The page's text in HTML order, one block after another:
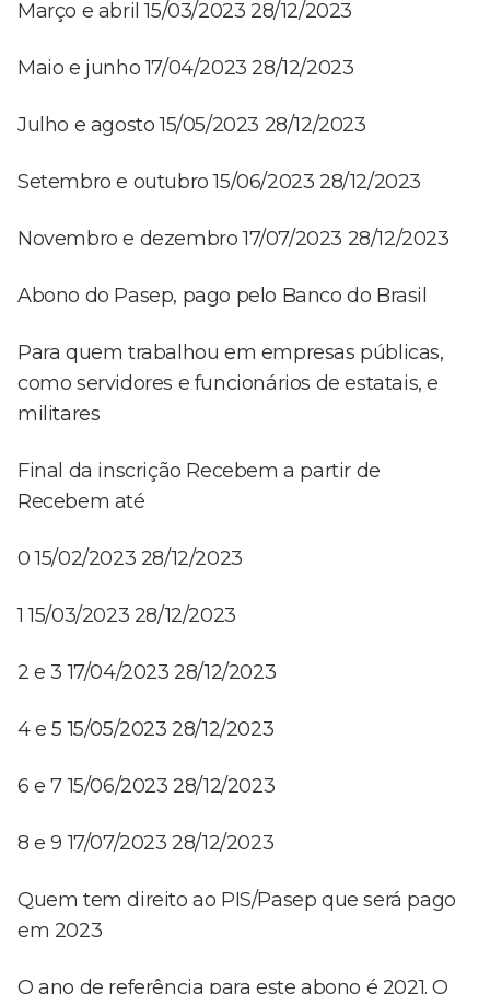
Março e abril 15/03/2023 28/12/2023
Maio e junho 17/04/2023 28/12/2023
Julho e agosto 15/05/2023 28/12/2023
Setembro e outubro 15/06/2023 28/12/2023
Novembro e dezembro 17/07/2023 28/12/2023
Abono do Pasep, pago pelo Banco do Brasil
Para quem trabalhou em empresas públicas,
como servidores e funcionários de estatais, e
militares
Final da inscrição Recebem a partir de
Recebem até
0 15/02/2023 28/12/2023
1 15/03/2023 28/12/2023
2 e 3 17/04/2023 28/12/2023
4 e 5 15/05/2023 28/12/2023
6 e 7 15/06/2023 28/12/2023
8 e 9 17/07/2023 28/12/2023
Quem tem direito ao PIS/Pasep que será pago
em 2023
O ano de referência para este abono é 2021. O